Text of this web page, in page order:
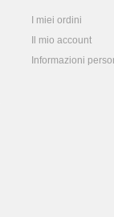
I miei ordini
Il mio account
Informazioni